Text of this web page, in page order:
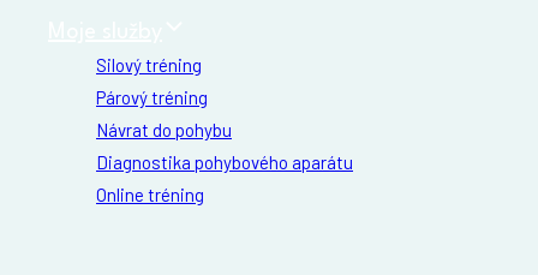
Silový tréning
Párový tréning
Návrat do pohybu
Diagnostika pohybového aparátu
Online tréning